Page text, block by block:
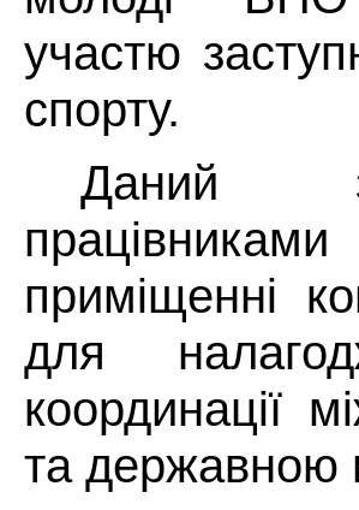
участю
спорту.
Даний
приміщенні
для
координації
та державною